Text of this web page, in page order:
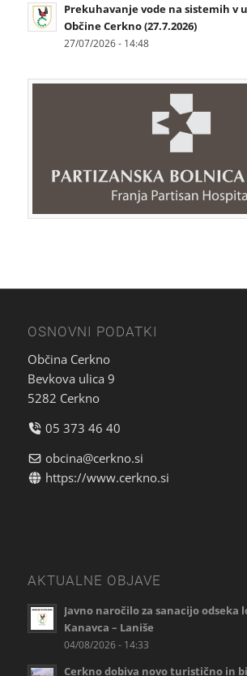
Prekuhavanje vode na sistemih v
Občine Cerkno (27.7.2026)
27/07/2026 - 14:48
OSNOVNI PODATKI
Občina Cerkno
Bevkova ulica 9
5282 Cerkno
05 373 46 40
obcina@cerkno.si
https://www.cerkno.si
AKTUALNE OBJAVE
Javno naročilo za sanacijo odseka
Kanavca – Laniše
04/08/2026 - 14:33
Cerkno dobiva novo turistično in